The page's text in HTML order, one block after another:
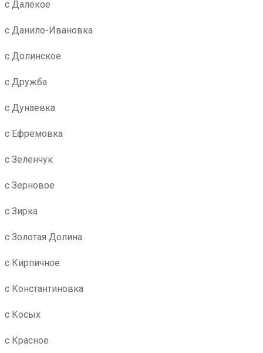
с Далекое
с Данило-Ивановка
с Долинское
с Дружба
с Дунаевка
с Ефремовка
с Зеленчук
с Зерновое
с Зирка
с Золотая Долина
с Кирпичное
с Константиновка
с Косых
с Красное